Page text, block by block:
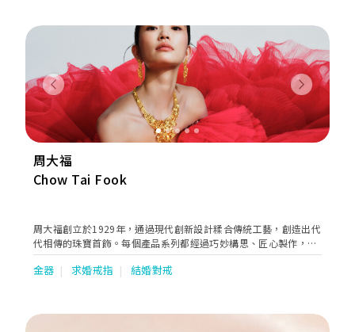
Previous Next
周大福
Chow Tai Fook
周大福創立於1929年，通過現代創新設計糅合傳統工藝，創造出代
代相傳的珠寶首飾。每個產品系列都經過巧妙構思、匠心製作，旨
在述說不同顧客的故事，慶祝他們生命中每個特別時刻，陪伴每一
代的顧客一同成長。
金器 求婚戒指 結婚對戒